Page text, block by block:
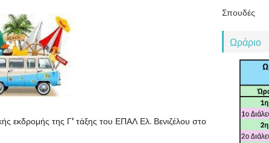
εκδρομής της Γ' τάξης του ΕΠΑΛ Ελ. Βενιζέλου στο
Σπουδές
Ωράριο